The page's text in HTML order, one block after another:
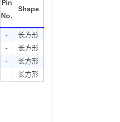
Pin
No.
Shape
-
长方形
-
长方形
-
长方形
- 长方形